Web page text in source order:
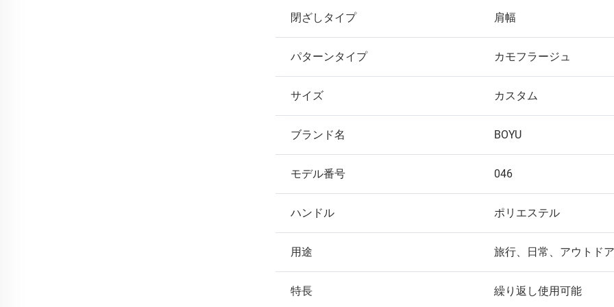
閉ざしタイプ 肩幅
パターンタイプ カモフラージュ
サイズ カスタム
ブランド名 BOYU
モデル番号 046
ハンドル ポリエステル
用途 旅行、日常、アウトド
特長 繰り返し使用可能